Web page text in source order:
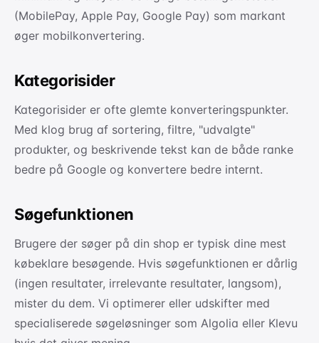
(MobilePay, Apple Pay, Google Pay) som markant
øger mobilkonvertering.
Kategorisider
Kategorisider er ofte glemte konverteringspunkter.
Med klog brug af sortering, filtre, "udvalgte"
produkter, og beskrivende tekst kan de både ranke
bedre på Google og konvertere bedre internt.
Søgefunktionen
Brugere der søger på din shop er typisk dine mest
købeklare besøgende. Hvis søgefunktionen er dårlig
(ingen resultater, irrelevante resultater, langsom),
mister du dem. Vi optimerer eller udskifter med
specialiserede søgeløsninger som Algolia eller Klevu